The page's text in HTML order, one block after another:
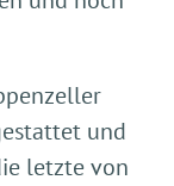
und
letzte von